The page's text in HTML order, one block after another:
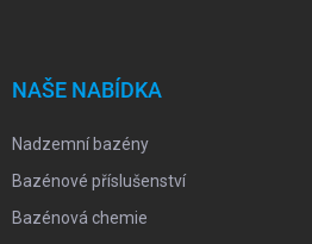
NAŠE NABÍDKA
Nadzemní bazény
Bazénové příslušenství
Bazénová chemie